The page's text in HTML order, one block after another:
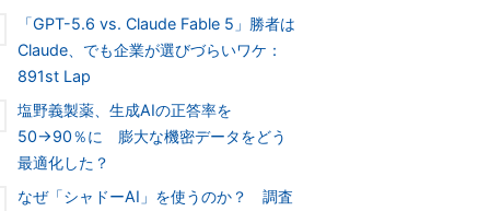
「GPT-5.6 vs. Claude Fable 5」勝者は
Claude、でも企業が選びづらいワケ：
891st Lap
塩野義製薬、生成AIの正答率を
50→90％に 膨大な機密データをどう
最適化した？
なぜ「シャドーAI」を使うのか？ 調査